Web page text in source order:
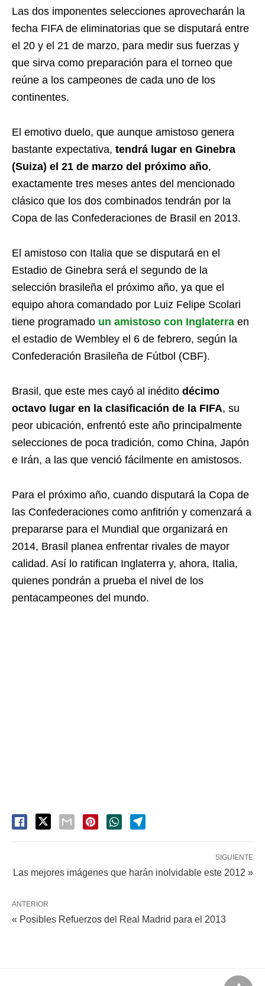
Las dos imponentes selecciones aprovecharán la
fecha FIFA de eliminatorias que se disputará entre
el 20 y el 21 de marzo, para medir sus fuerzas y
que sirva como preparación para el torneo que
reúne a los campeones de cada uno de los
continentes.
El emotivo duelo, que aunque amistoso genera
bastante expectativa, tendrá lugar en Ginebra
(Suiza) el 21 de marzo del próximo año,
exactamente tres meses antes del mencionado
clásico que los dos combinados tendrán por la
Copa de las Confederaciones de Brasil en 2013.
El amistoso con Italia que se disputará en el
Estadio de Ginebra será el segundo de la
selección brasileña el próximo año, ya que el
equipo ahora comandado por Luiz Felipe Scolari
tiene programado un amistoso con Inglaterra en
el estadio de Wembley el 6 de febrero, según la
Confederación Brasileña de Fútbol (CBF).
Brasil, que este mes cayó al inédito décimo
octavo lugar en la clasificación de la FIFA, su
peor ubicación, enfrentó este año principalmente
selecciones de poca tradición, como China, Japón
e Irán, a las que venció fácilmente en amistosos.
Para el próximo año, cuando disputará la Copa de
las Confederaciones como anfitrión y comenzará a
prepararse para el Mundial que organizará en
2014, Brasil planea enfrentar rivales de mayor
calidad. Así lo ratifican Inglaterra y, ahora, Italia,
quienes pondrán a prueba el nivel de los
pentacampeones del mundo.
SIGUIENTE
Las mejores imágenes que harán inolvidable este 2012 »
ANTERIOR
« Posibles Refuerzos del Real Madrid para el 2013